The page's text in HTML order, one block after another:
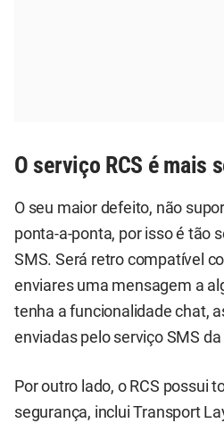
O serviço RCS é mais
O seu maior defeito, não
ponta-a-ponta, por isso é tão
SMS. Será retro compatível
enviares uma mensagem a
tenha a funcionalidade chat,
enviadas pelo serviço SMS
Por outro lado, o RCS possui
segurança, inclui Transport